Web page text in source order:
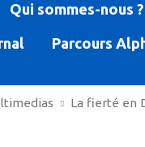
Qui sommes-nous ?
Parcours
La fierté en